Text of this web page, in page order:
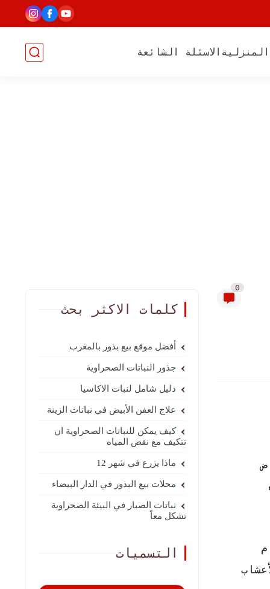
الاسئلة الشائعة
0
كلمات الاكثر بحث
أفضل موقع بيع بذور بالمغرب
جذور النباتات الصحراوية
دليل شامل لنبات الاكاسيا
علاج العفن الأبيض في نباتات الزينة
كيف يمكن للنباتات الصحراوية ان
تتكيف مع نقص المياه
ماذا يزرع في شهر 12
محلات بيع البذور في الدار البيضاء
نباتات الصبار في البيئة الصحراوية
تشكل معاً
التسميات